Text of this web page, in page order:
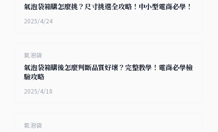
氣泡袋箱購怎麼挑？尺寸挑選全攻略！中小型電商必學！
2025/4/24
氣泡袋
氣泡袋箱購後怎麼判斷品質好壞？完整教學！電商必學檢
驗攻略
2025/4/18
氣泡袋